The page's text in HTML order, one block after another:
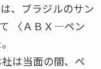
、ブラジルのサン
〈ＡＢＸ―ペン
は当面の間、ペ